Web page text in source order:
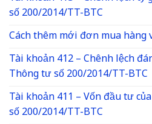
số 200/2014/TT-BTC
Cách thêm mới đơn mua hàng
Tài khoản 412 – Chênh lệch
Thông tư số 200/2014/TT-BTC
Tài khoản 411 – Vốn đầu tư
số 200/2014/TT-BTC